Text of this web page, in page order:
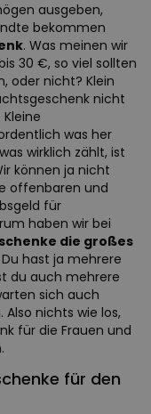
ausgeben,
bekommen
. Was meinen wir
30 €, so viel sollten
oder nicht? Klein
nicht
was her
wirklich zählt, ist
können ja nicht
offenbaren und
für
haben wir bei
die großes
hast ja mehrere
du auch mehrere
sich auch
nichts wie los,
für die Frauen und
für den